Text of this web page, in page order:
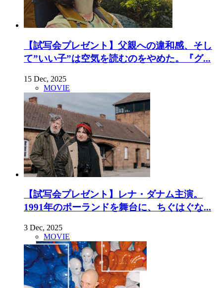
【試写会プレゼント】父親への違和感、そし
て”いい子”は空気を読むのをやめた。『グ...
15 Dec, 2025
MOVIE
【試写会プレゼント】レナ・ダナム主演。
1991年のポーランドを舞台に、ちぐはぐな...
3 Dec, 2025
MOVIE